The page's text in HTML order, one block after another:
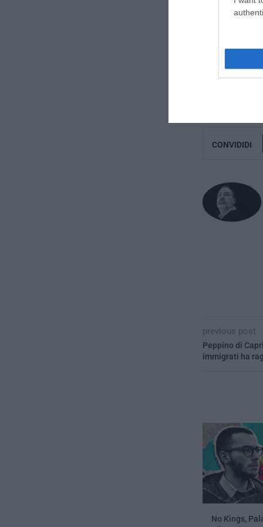
che, a suo
sua sovranità
fedele ai suoi
CONVIDIDI
previous post
Peppino di
immigrati ha
No Kings,